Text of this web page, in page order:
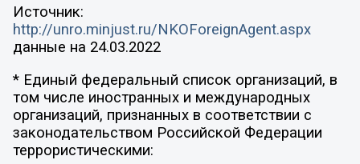
Источник:
http://unro.minjust.ru/NKOForeignAgent.aspx
данные на 24.03.2022
* Единый федеральный список организаций, в
том числе иностранных и международных
организаций, признанных в соответствии с
законодательством Российской Федерации
террористическими: